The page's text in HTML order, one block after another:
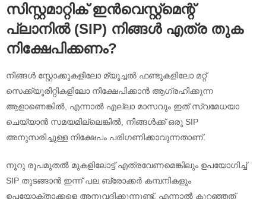
സിസ്റ്റമാറ്റിക് ഇൻവെസ്റ്റ്‌മെന്റ്
പ്ലാനിൽ (SIP) നിങ്ങൾ എത്ര തുക
നിക്ഷേപിക്കണം?
നിങ്ങൾ സ്റ്റോക്കുകളിലോ മ്യൂച്ചൽ ഫണ്ടുകളിലോ മറ്റ്
സെക്ക്യൂരിറ്റികളിലോ നിക്ഷേപിക്കാൻ ആഗ്രഹിക്കുന്ന
ആളാണെങ്കിൽ, എന്നാൽ എല്ലാ മാസവും ഇത് സ്വമേധയാ
ചെയ്യാൻ സമയമില്ലെങ്കിൽ, നിങ്ങൾക്ക് ഒരു SIP
അനുസരിച്ചുള്ള നിക്ഷേപം പരിഗണിക്കാവുന്നതാണ്.
നൂറു രൂപമുതൽ മുകളിലോട്ട് എത്രവേണമെങ്കിലും ഉപയോഗിച്ച്
SIP തുടങ്ങാൻ ഇന്ന് പല ബ്രോക്കർ കമ്പനികളും
ഉപയോക്താക്കളെ അനുവദിക്കുന്നുണ്ട്. എന്നാൽ കുറഞ്ഞത്